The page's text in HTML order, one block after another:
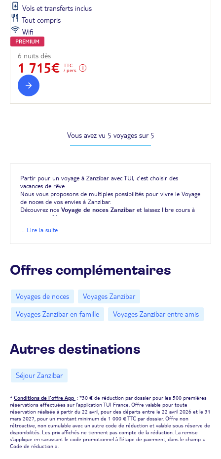
Vols et transferts inclus
Tout compris
Wifi
PREMIUM
6 nuits dès
1 715€
TTC
/ pers.
Vous avez vu 5 voyages sur 5
Partir pour un voyage à Zanzibar avec TUI, c’est choisir des
vacances de rêve.
Nous vous proposons de multiples possibilités pour vivre le Voyage
de noces de vos envies à Zanzibar.
Découvrez nos Voyage de noces Zanzibar et laissez libre cours à
vos envies d’évasion.
... Lire la suite
Offres complémentaires
Voyages de noces
Voyages Zanzibar
Voyages Zanzibar en famille
Voyages Zanzibar entre amis
Autres destinations
Séjour Zanzibar
* Conditions de l'offre App : *30 € de réduction par dossier pour les 500 premières
réservations effectuées sur l'application TUI France. Offre valable pour toute
réservation réalisée à partir du 22 avril, pour des départs entre le 22 avril 2026 et le 31
mars 2027, pour un montant minimum de 1 000 € TTC par dossier. Offre non
rétroactive, non cumulable avec un autre code de réduction et valable sous réserve de
disponibilités. Les prix affichés ne tiennent pas compte de la réduction. La remise
s'applique en saisissant le code promotionnel à l'étape de paiement, dans le champ «
Code de réduction ».